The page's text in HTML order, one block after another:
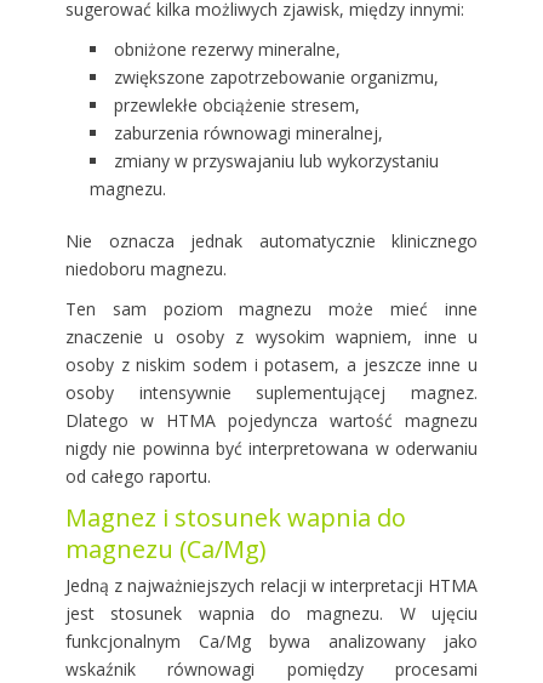
sugerować kilka możliwych zjawisk, między innymi:
obniżone rezerwy mineralne,
zwiększone zapotrzebowanie organizmu,
przewlekłe obciążenie stresem,
zaburzenia równowagi mineralnej,
zmiany w przyswajaniu lub wykorzystaniu
magnezu.
Nie oznacza jednak automatycznie klinicznego
niedoboru magnezu.
Ten sam poziom magnezu może mieć inne
znaczenie u osoby z wysokim wapniem, inne u
osoby z niskim sodem i potasem, a jeszcze inne u
osoby intensywnie suplementującej magnez.
Dlatego w HTMA pojedyncza wartość magnezu
nigdy nie powinna być interpretowana w oderwaniu
od całego raportu.
Magnez i stosunek wapnia do
magnezu (Ca/Mg)
Jedną z najważniejszych relacji w interpretacji HTMA
jest stosunek wapnia do magnezu. W ujęciu
funkcjonalnym Ca/Mg bywa analizowany jako
wskaźnik równowagi pomiędzy procesami